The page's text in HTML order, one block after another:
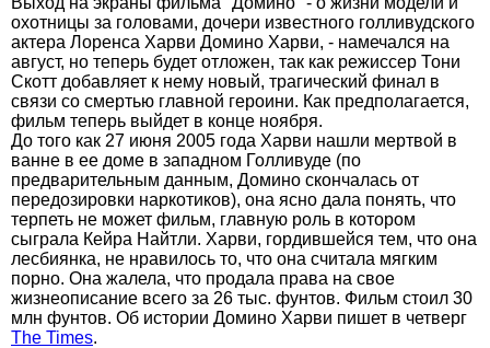
охотницы за головами, дочери известного голливудского
актера Лоренса Харви Домино Харви, - намечался на
август, но теперь будет отложен, так как режиссер Тони
Скотт добавляет к нему новый, трагический финал в
связи со смертью главной героини. Как предполагается,
фильм теперь выйдет в конце ноября.
До того как 27 июня 2005 года Харви нашли мертвой в
ванне в ее доме в западном Голливуде (по
предварительным данным, Домино скончалась от
передозировки наркотиков), она ясно дала понять, что
терпеть не может фильм, главную роль в котором
сыграла Кейра Найтли. Харви, гордившейся тем, что она
лесбиянка, не нравилось то, что она считала мягким
порно. Она жалела, что продала права на свое
жизнеописание всего за 26 тыс. фунтов. Фильм стоил 30
млн фунтов. Об истории Домино Харви пишет в четверг
The Times.